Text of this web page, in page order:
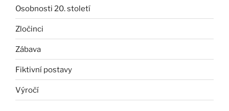
Osobnosti 20. století
Zločinci
Zábava
Fiktivní postavy
Výročí